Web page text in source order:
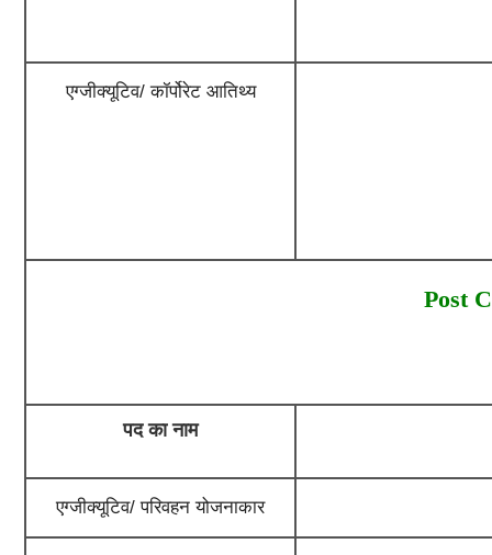
एग्जीक्यूटिव/ कॉर्पोरेट आतिथ्य
Post
पद का नाम
एग्जीक्यूटिव/ परिवहन योजनाकार